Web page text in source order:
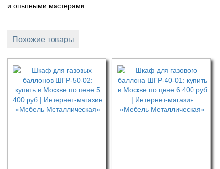
и опытными мастерами
Похожие товары